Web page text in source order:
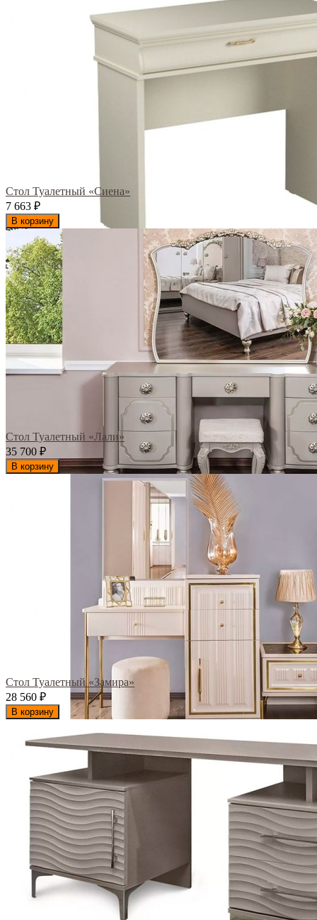
Стол Туалетный «Сиена»
7 663 ₽
В корзину
Стол Туалетный «Лали»
35 700 ₽
В корзину
Стол Туалетный «Замира»
28 560 ₽
В корзину